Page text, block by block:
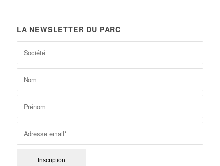
LA NEWSLETTER DU PARC